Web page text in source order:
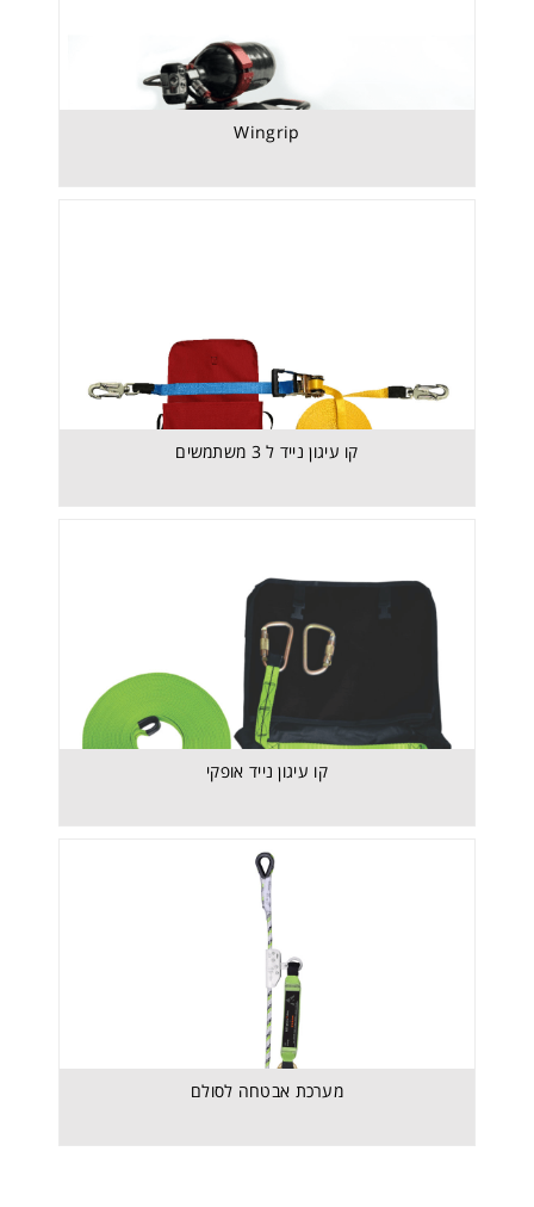
Wingrip
קו עיגון נייד ל 3 משתמשים
קו עיגון נייד אופקי
מערכת אבטחה לסולם
קו עיגון נייד ל 3 משתמשים
מערכת אבטחה לסולם